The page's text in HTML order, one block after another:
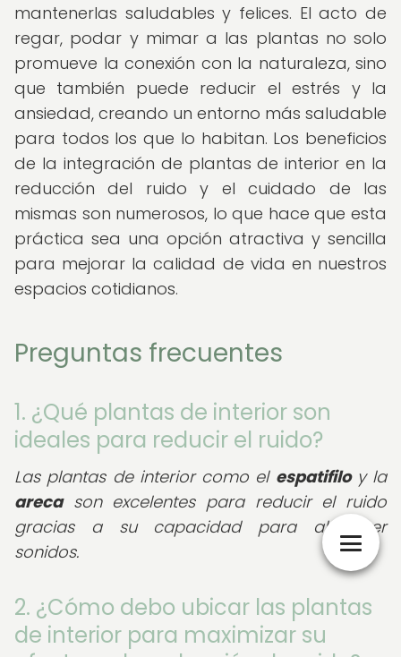
mantenerlas saludables y felices. El acto de
regar, podar y mimar a las plantas no solo
promueve la conexión con la naturaleza, sino
que también puede reducir el estrés y la
ansiedad, creando un entorno más saludable
para todos los que lo habitan. Los beneficios
de la integración de plantas de interior en la
reducción del ruido y el cuidado de las
mismas son numerosos, lo que hace que esta
práctica sea una opción atractiva y sencilla
para mejorar la calidad de vida en nuestros
espacios cotidianos.
Preguntas frecuentes
1. ¿Qué plantas de interior son
ideales para reducir el ruido?
Las plantas de interior como el espatifiloy la
arecason excelentes para reducir el ruido
gracias a su capacidad para absorber
sonidos.
2. ¿Cómo debo ubicar las plantas
de interior para maximizar su